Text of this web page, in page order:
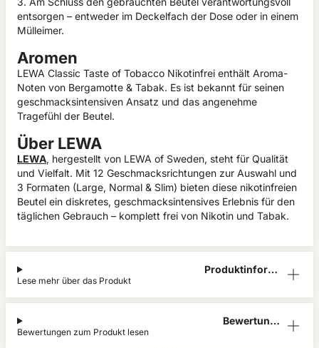
entsorgen – entweder im Deckelfach der Dose oder in einem
Mülleimer.
Aromen
LEWA Classic Taste of Tobacco Nikotinfrei enthält Aroma-
Noten von Bergamotte & Tabak. Es ist bekannt für seinen
geschmacksintensiven Ansatz und das angenehme
Tragefühl der Beutel.
Über LEWA
LEWA, hergestellt von LEWA of Sweden, steht für Qualität
und Vielfalt. Mit 12 Geschmacksrichtungen zur Auswahl und
3 Formaten (Large, Normal & Slim) bieten diese nikotinfreien
Beutel ein diskretes, geschmacksintensives Erlebnis für den
täglichen Gebrauch – komplett frei von Nikotin und Tabak.
Produktinform
Lese mehr über das Produkt
Bewertunge
Bewertungen zum Produkt lesen